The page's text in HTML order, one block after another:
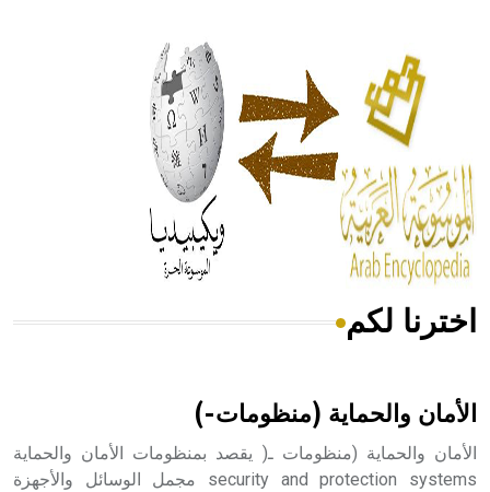
الحكم، الأدلة، تنظيم التغذية، ورسالته في جروح الرأس. ويعود
له الفضل بأنه حرر الطب من الدين والفلسفة.
- هل تعلم أن المرجان إفراز حيواني يتكون في البحر ويتركب
من مادة كربونات الكلسيوم، وهو أحمر أو شديد الحمرة وهو
أجود أنواعه، ويمتاز بكبر الحجم ويسمى الش
هل تعلم أن الأبسيد كلمة فرنسية اللفظ تم اعتمادها مصطلحاً
اخترنا لكم
الأمان والحماية (منظومات-)
الأمان والحماية (منظومات ـ( يقصد بمنظومات الأمان والحماية
security and protection systems مجمل الوسائل والأجهزة